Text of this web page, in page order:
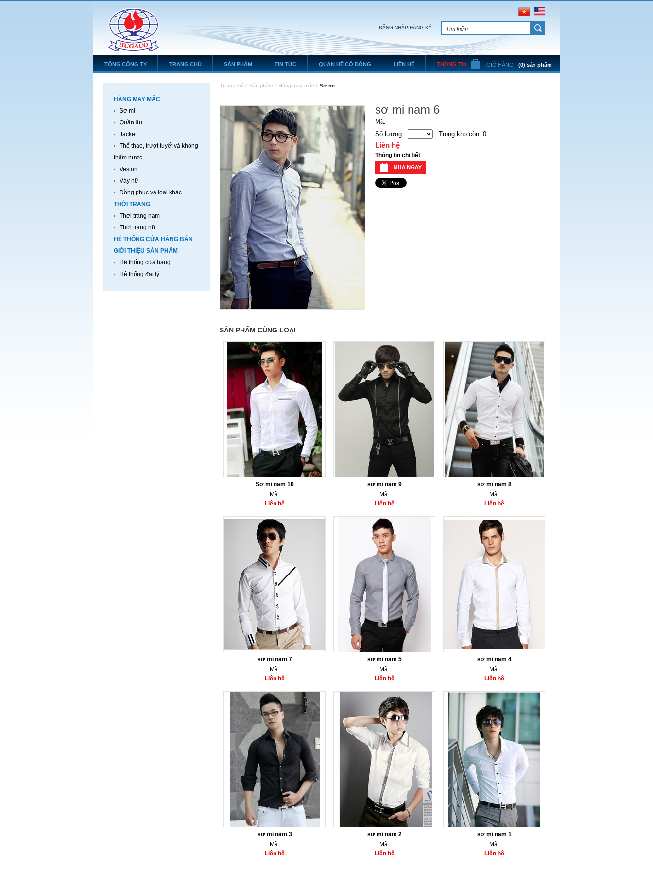
GIỎ HÀNG : (0) sản phẩm
ĐĂNG NHẬP|ĐĂNG KÝ
TỔNG CÔNG TY TRANG CHỦ SẢN PHẨM TIN TỨC QUAN HỆ CỔ ĐÔNG LIÊN HỆ THÔNG TIN
HÀNG MAY MẶC
Sơ mi
Quần âu
Jacket
Thể thao, trượt tuyết và không
thấm nước
Veston
Váy nữ
Đồng phục và loại khác
THỜI TRANG
Thời trang nam
Thời trang nữ
HỆ THỐNG CỬA HÀNG BÁN
GIỚI THIỆU SẢN PHẨM
Hệ thống cửa hàng
Hệ thống đại lý
Trang chủ / Sản phẩm / Hàng may mặc / Sơ mi
sơ mi nam 6
Mã:
Số lượng:
Trong kho còn: 0
Liên hệ
Thông tin chi tiết
SẢN PHẨM CÙNG LOẠI
Sơ mi nam 10
Mã:
Liên hệ
sơ mi nam 9
Mã:
Liên hệ
sơ mi nam 8
Mã:
Liên hệ
sơ mi nam 7
Mã:
Liên hệ
sơ mi nam 5
Mã:
Liên hệ
sơ mi nam 4
Mã:
Liên hệ
sơ mi nam 3
Mã:
Liên hệ
sơ mi nam 2
Mã:
Liên hệ
sơ mi nam 1
Mã:
Liên hệ